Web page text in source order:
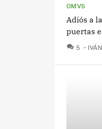
OMVS
Adiós a
puertas
5